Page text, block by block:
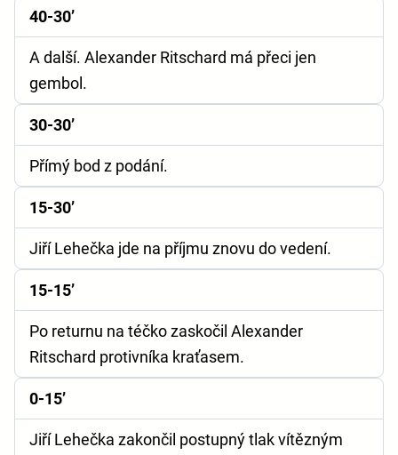
40-30’
A další. Alexander Ritschard má přeci jen
gembol.
30-30’
Přímý bod z podání.
15-30’
Jiří Lehečka jde na příjmu znovu do vedení.
15-15’
Po returnu na téčko zaskočil Alexander
Ritschard protivníka kraťasem.
0-15’
Jiří Lehečka zakončil postupný tlak vítězným